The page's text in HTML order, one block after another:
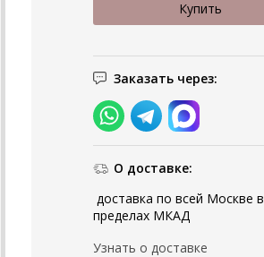
Заказать через:
О доставке:
доставка по всей Москве в
пределах МКАД
Узнать о доставке